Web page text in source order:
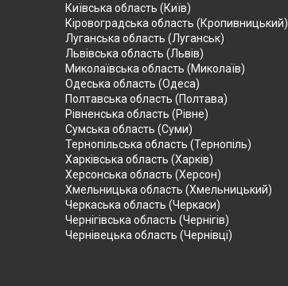
Київська область (Київ)
Кіровоградська область (Кропивницький)
Луганська область (Луганськ)
Львівська область (Львів)
Миколаївська область (Миколаїв)
Одеська область (Одеса)
Полтавська область (Полтава)
Рівненська область (Рівне)
Сумська область (Суми)
Тернопільська область (Тернопіль)
Харківська область (Харків)
Херсонська область (Херсон)
Хмельницька область (Хмельницький)
Черкаська область (Черкаси)
Чернігівська область (Чернігів)
Чернівецька область (Чернівці)